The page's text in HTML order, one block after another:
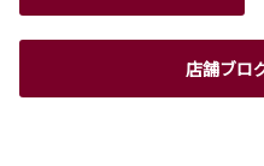
店舗ブロ